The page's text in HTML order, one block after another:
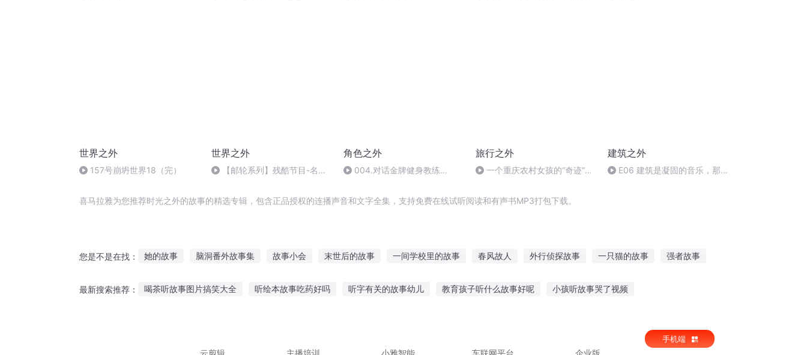
世界之外
157号崩坍世界18（完）
世界之外
【邮轮系列】残酷节目-名场
角色之外
004.对话金牌健身教练
减肥？你想知道的这篇都有！
旅行之外
一个重庆农村女孩的“奇迹”年
建筑之外
E06 建筑是凝固的音乐，那
喜马拉雅为您推荐时光之外的故事的精选专辑，包含正品授权的连播声音和文字全集，支持免费在线试听阅读和有声书MP3打包下载。
您是不是在找： 她的故事 脑洞番外故事集 故事小会 末世后的故事 一间学校里的故事 春风故人 外行侦探故事 一只猫的故事 强者故事
最新搜索推荐： 喝茶听故事图片搞笑大全 听绘本故事吃药好吗 听字有关的故事幼儿 教育孩子听什么故事好呢 小孩听故事哭了视频
云剪辑
主播培训 小雅智能 车联网平台 企业版
手机端